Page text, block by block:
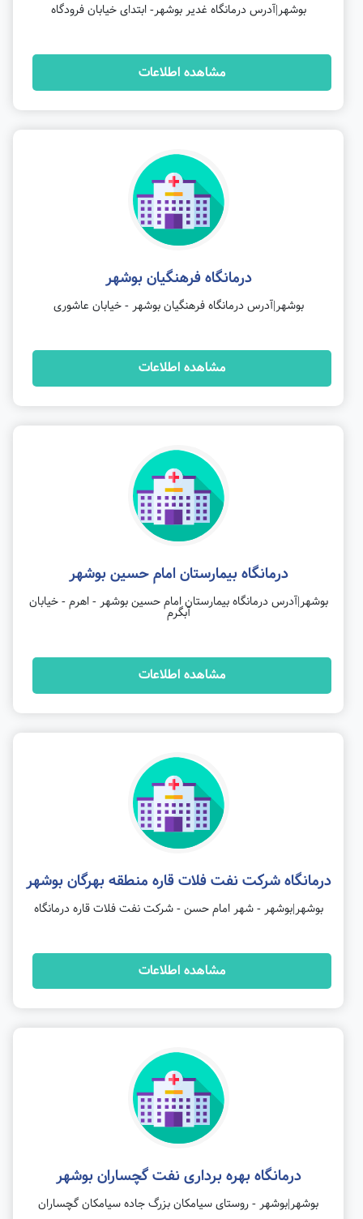
بوشهر|آدرس درمانگاه غدیر بوشهر- ابتدای خیابان فرودگاه
مشاهده اطلاعات
درمانگاه فرهنگیان بوشهر
بوشهر|آدرس درمانگاه فرهنگیان بوشهر - خیابان عاشوری
مشاهده اطلاعات
درمانگاه بیمارستان امام حسین بوشهر
بوشهر|آدرس درمانگاه بیمارستان امام حسین بوشهر - اهرم - خیابان
آبگرم
مشاهده اطلاعات
درمانگاه شرکت نفت فلات قاره منطقه بهرگان بوشهر
بوشهر|بوشهر - شهر امام حسن - شرکت نفت فلات قاره درمانگاه
مشاهده اطلاعات
درمانگاه بهره برداری نفت گچساران بوشهر
بوشهر|بوشهر - روستای سیامکان بزرگ جاده سیامکان گچساران